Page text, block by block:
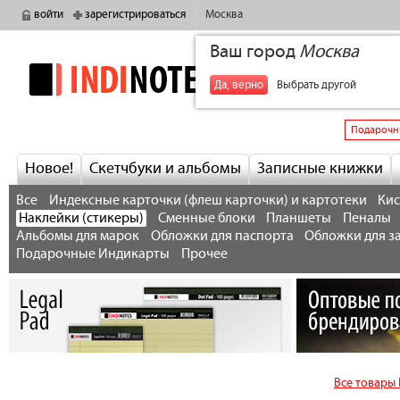
войти зарегистрироваться Москва
Ваш город Москва
Да, верно Выбрать другой
indinotes
Новое! Скетчбуки и альбомы Записные книжки
Все Индексные карточки (флеш карточки) и картотеки
Наклейки (стикеры)
Сменные блоки Планшеты
Пеналы
Альбомы для марок
Обложки для паспорта
Обложки для
Подарочные Индикарты
Прочее
Все товары